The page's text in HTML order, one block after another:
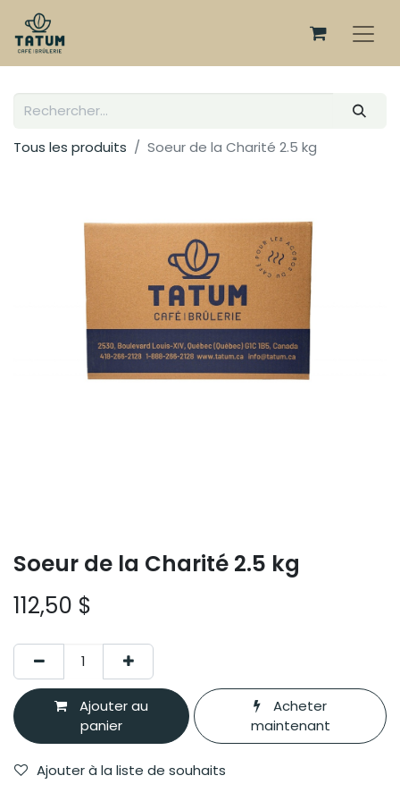
Tous les produits Soeur de la Charité 2.5 kg
Soeur de la Charité 2.5 kg
112,50 $
Ajouter au
panier
Acheter
maintenant
Ajouter à la liste de souhaits